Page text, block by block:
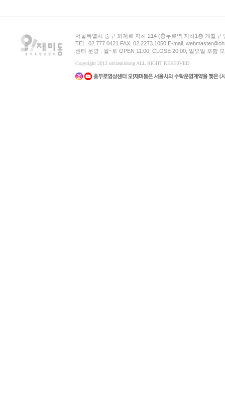
서울특별시 중구 퇴계로 지하 214 (충무로역 지하1층 개찰구
TEL. 02.777.0421 FAX. 02.2273.1050 E-mail.
센터 운영 : 월~토 OPEN 11:00, CLOSE 20:00, 일요일 포함
Copyright 2013 oh!zemidong ALL RIGHT RESERVED.